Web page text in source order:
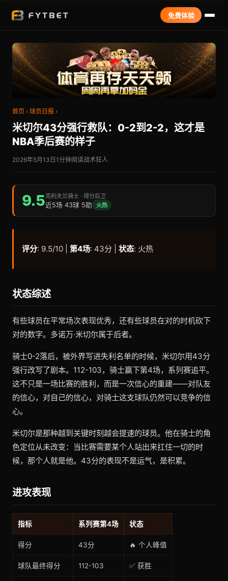
免费体验
首页 › 球员日报 ›
米切尔43分强行救队：0-2到2-2，这才是
NBA季后赛的样子
2026年5月13日 1分钟阅读战术狂人
9.5克利夫兰骑士 · 得分后卫
近5场 43球 5助 火热
评分: 9.5/10 | 第4场: 43分 | 状态: 火热
状态综述
有些球员在平常场次表现优秀，还有些球员在对的时机砍下
对的数字。多诺万·米切尔属于后者。
骑士0-2落后，被外界写进失利名单的时候，米切尔用43分
强行改写了剧本。112-103，骑士赢下第4场，系列赛追平。
这不只是一场比赛的胜利，而是一次信心的重建——对队友
的信心，对自己的信心，对骑士这支球队仍然可以竞争的信
心。
米切尔是那种越到关键时刻越会提速的球员。他在骑士的角
色定位从未改变：当比赛需要某个人站出来扛住一切的时
候，那个人就是他。43分的表现不是运气，是积累。
进攻表现
指标 系列赛第4场 状态
得分 43分 🔥 个人峰值
球队最终得分 112-103 ✅ 获胜